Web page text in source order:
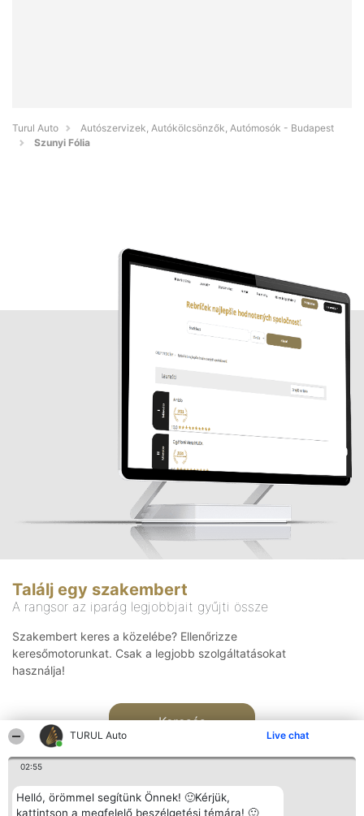
TURUL Auto Live chat
02:55
Helló, örömmel segítünk Önnek! 🙂Kérjük,
kattintson a megfelelő beszélgetési témára! 🙂
Turul Auto
Autószervizek, Autókölcsönzők, Autómosók - Budapest
Szunyi Fólia
Találj egy szakembert
A rangsor az iparág legjobbjait gyűjti össze
Szakembert keres a közelébe? Ellenőrizze
keresőmotorunkat. Csak a legjobb szolgáltatásokat
használja!
Keresés